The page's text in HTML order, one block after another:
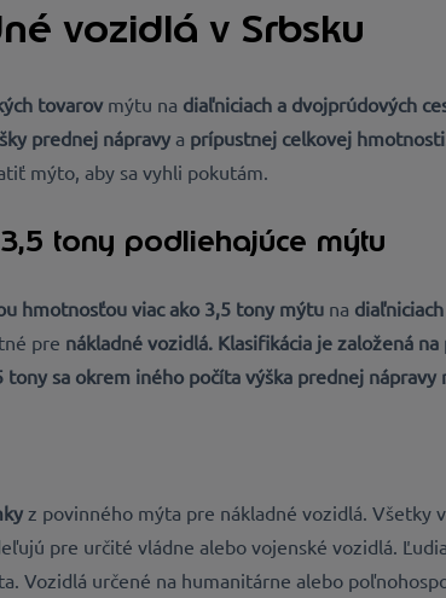
vozidlá v Srbsku
tovarovmýtu na diaľniciach a dvojprúdových
prednej nápravy a prípustnej celkovej hmotnosti
mýto, aby sa vyhli pokutám.
tony podliehajúce mýtu
hmotnosťou viac ako 3,5 tony mýtu na diaľniciach
pre nákladné vozidlá. Klasifikácia je založená na
sa okrem iného počíta výška prednej
z povinného mýta pre nákladné vozidlá. Všetky
pre určité vládne alebo vojenské vozidlá.
Vozidlá určené na humanitárne alebo